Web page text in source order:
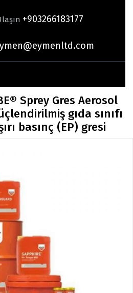
+903266183177
Sprey Gres Aerosol
gıda sınıfı
basınç (EP) gresi